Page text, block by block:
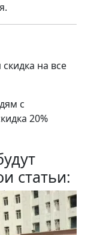
на все
с
20%
статьи: